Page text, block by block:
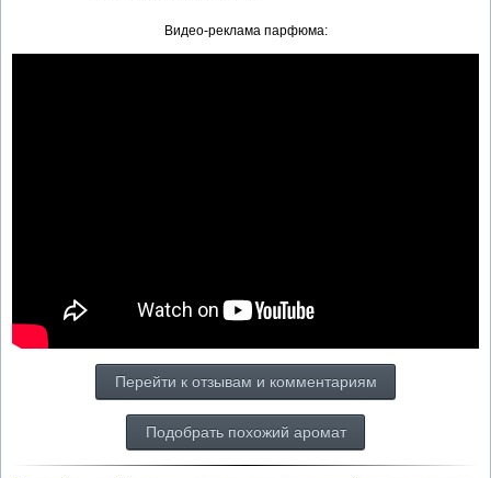
Видео-реклама парфюма:
Перейти к отзывам и комментариям
Подобрать похожий аромат